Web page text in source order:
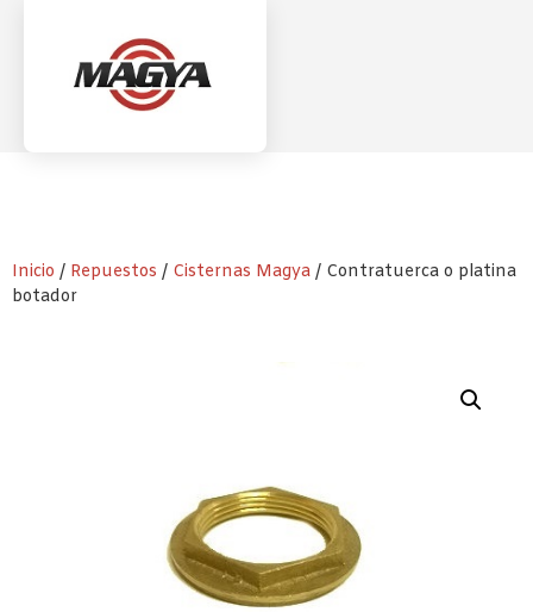
Inicio / Repuestos / Cisternas Magya / Contratuerca o platina
botador